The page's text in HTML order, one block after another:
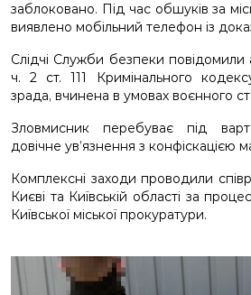
заблоковано. Під час обшуків за
виявлено мобільний телефон із
Слідчі Служби безпеки повідомили
ч. 2 ст. 111 Кримінального
зрада, вчинена в умовах воєнного
Зловмисник перебуває під
довічне ув’язнення з конфіскацією
Комплексні заходи проводили
Києві та Київській області за
Київської міської прокуратури.